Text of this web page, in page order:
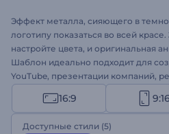
Эффект металла, сияющего в
логотипу показаться во всей
настройте цвета, и оригинальная
Шаблон идеально подходит для
YouTube, презентации компаний,
и многого другого. Оформите
16:9 9:16
Доступные стили (5)